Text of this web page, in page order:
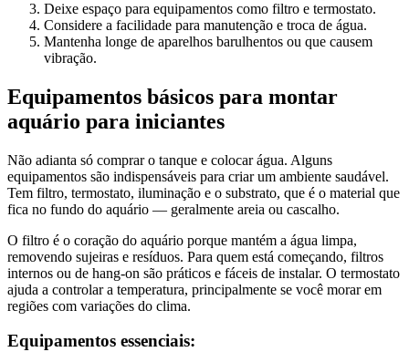
Deixe espaço para equipamentos como filtro e termostato.
Considere a facilidade para manutenção e troca de água.
Mantenha longe de aparelhos barulhentos ou que causem
vibração.
Equipamentos básicos para montar
aquário para iniciantes
Não adianta só comprar o tanque e colocar água. Alguns
equipamentos são indispensáveis para criar um ambiente saudável.
Tem filtro, termostato, iluminação e o substrato, que é o material que
fica no fundo do aquário — geralmente areia ou cascalho.
O filtro é o coração do aquário porque mantém a água limpa,
removendo sujeiras e resíduos. Para quem está começando, filtros
internos ou de hang-on são práticos e fáceis de instalar. O termostato
ajuda a controlar a temperatura, principalmente se você morar em
regiões com variações do clima.
Equipamentos essenciais: